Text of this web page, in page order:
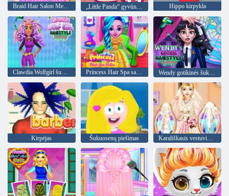
Braid Hair Salon Merginos „Little Panda“ gyvūnų salonas Hippo kirpykla
Clawdia Wolfgirl šukuosenos iššūkis Princess Hair Spa salonas Wendy gotikinės šukuosenos iššūkis
Kirpėjas Šukuosenų piešimas